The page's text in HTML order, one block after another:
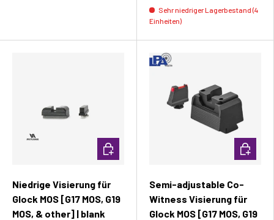
Sehr niedriger Lagerbestand (4
Einheiten)
Niedrige Visierung für
Glock MOS [G17 MOS, G19
MOS, & other] | blank
In den Warenkorb
Semi-adjustable Co-
Witness Visierung für
Glock MOS [G17 MOS, G19
In den